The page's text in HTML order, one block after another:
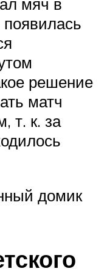
решение
матч
т. к. за
домик